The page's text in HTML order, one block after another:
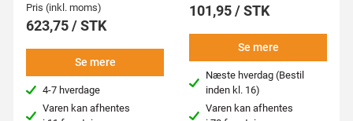
Pris (inkl. moms)
623,75 / STK
Se mere
4-7 hverdage
Varen kan afhentes
101,95 / STK
Se mere
Næste hverdag (Bestil
inden kl. 16)
Varen kan afhentes